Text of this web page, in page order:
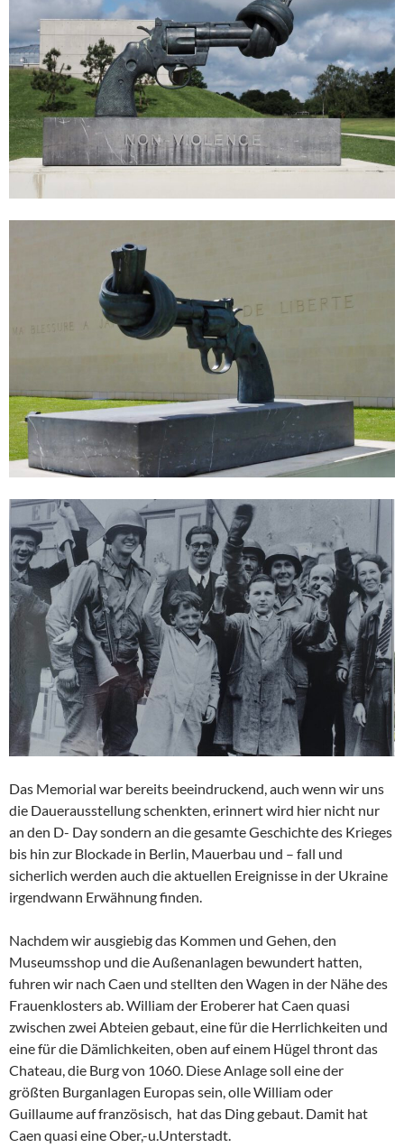
Das Memorial war bereits beeindruckend, auch wenn wir uns
die Dauerausstellung schenkten, erinnert wird hier nicht nur
an den D- Day sondern an die gesamte Geschichte des Krieges
bis hin zur Blockade in Berlin, Mauerbau und – fall und
sicherlich werden auch die aktuellen Ereignisse in der Ukraine
irgendwann Erwähnung finden.
Nachdem wir ausgiebig das Kommen und Gehen, den
Museumsshop und die Außenanlagen bewundert hatten,
fuhren wir nach Caen und stellten den Wagen in der Nähe des
Frauenklosters ab. William der Eroberer hat Caen quasi
zwischen zwei Abteien gebaut, eine für die Herrlichkeiten und
eine für die Dämlichkeiten, oben auf einem Hügel thront das
Chateau, die Burg von 1060. Diese Anlage soll eine der
größten Burganlagen Europas sein, olle William oder
Guillaume auf französisch, hat das Ding gebaut. Damit hat
Caen quasi eine Ober,-u.Unterstadt.